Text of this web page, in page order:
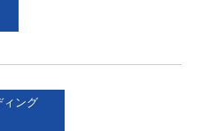
ィング